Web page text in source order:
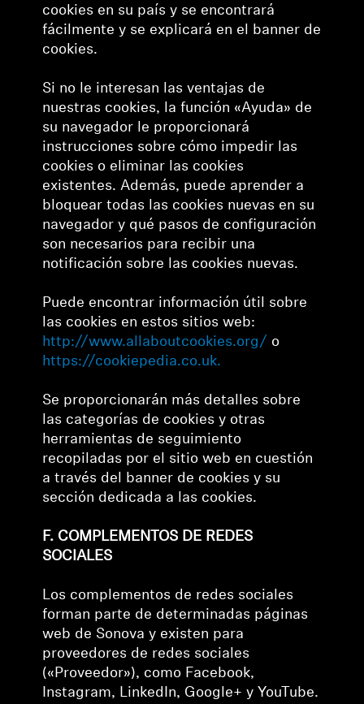
cookies en su país y se encontrará
fácilmente y se explicará en el banner de
cookies.
Si no le interesan las ventajas de
nuestras cookies, la función «Ayuda» de
su navegador le proporcionará
instrucciones sobre cómo impedir las
cookies o eliminar las cookies
existentes. Además, puede aprender a
bloquear todas las cookies nuevas en su
navegador y qué pasos de configuración
son necesarios para recibir una
notificación sobre las cookies nuevas.
Puede encontrar información útil sobre
las cookies en estos sitios web:
http://www.allaboutcookies.org/ o
https://cookiepedia.co.uk.
Se proporcionarán más detalles sobre
las categorías de cookies y otras
herramientas de seguimiento
recopiladas por el sitio web en cuestión
a través del banner de cookies y su
sección dedicada a las cookies.
F. COMPLEMENTOS DE REDES
SOCIALES
Los complementos de redes sociales
forman parte de determinadas páginas
web de Sonova y existen para
proveedores de redes sociales
(«Proveedor»), como Facebook,
Instagram, LinkedIn, Google+ y YouTube.